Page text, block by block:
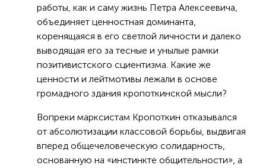
работы, как и саму жизнь Петра Алексеевича,
объединяет ценностная доминанта,
коренящаяся в его светлой личности и далеко
выводящая его за тесные и унылые рамки
позитивистского сциентизма. Какие же
ценности и лейтмотивы лежали в основе
громадного здания кропоткинской мысли?
Вопреки марксистам Кропоткин отказывался
от абсолютизации классовой борьбы, выдвигая
вперед общечеловеческую солидарность,
основанную на «инстинкте общительности», а